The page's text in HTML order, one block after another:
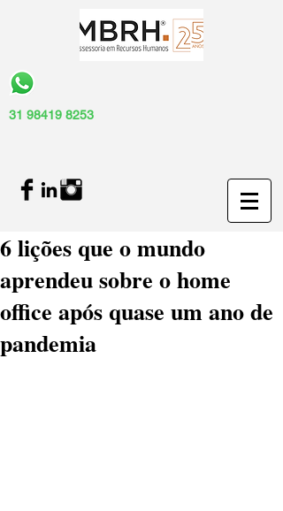
31 98419 8253
6 lições que o mundo
aprendeu sobre o home
office após quase um ano de
pandemia